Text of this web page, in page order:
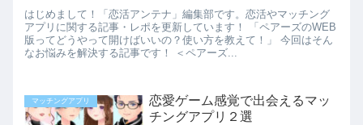
はじめまして！「恋活アンテナ」編集部です。恋活やマッチング
アプリに関する記事・レポを更新しています！ 「ペアーズのWEB
版ってどうやって開けばいいの？使い方を教えて！」 今回はそん
なお悩みを解決する記事です！ ＜ペアーズ...
マッチングアプリ
恋愛ゲーム感覚で出会えるマッ
チングアプリ２選